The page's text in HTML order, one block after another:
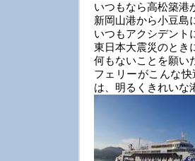
いつもなら高松築港
新岡山港から小豆島
いつもアクシデント
東日本大震災のとき
何もないことを願い
フェリーがこんな
は、明るくきれいな